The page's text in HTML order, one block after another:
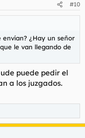
#10
envían? ¿Hay un señor
le van llegando de
puede pedir el
a los juzgados.